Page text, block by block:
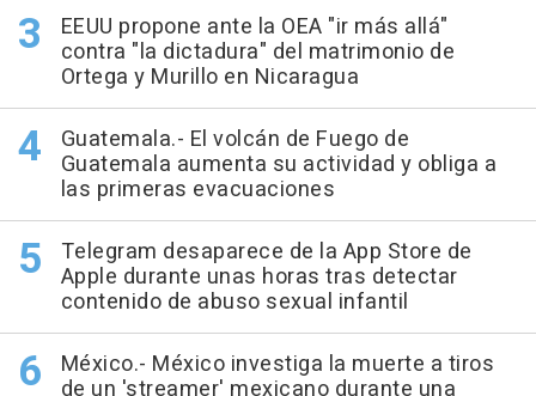
EEUU propone ante la OEA "ir más allá"
contra "la dictadura" del matrimonio de
Ortega y Murillo en Nicaragua
Guatemala.- El volcán de Fuego de
Guatemala aumenta su actividad y obliga a
las primeras evacuaciones
Telegram desaparece de la App Store de
Apple durante unas horas tras detectar
contenido de abuso sexual infantil
México.- México investiga la muerte a tiros
de un 'streamer' mexicano durante una